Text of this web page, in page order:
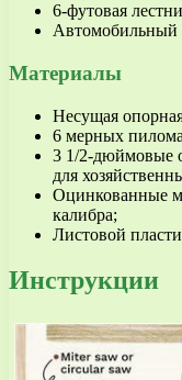
6-футовая
Автомобильный
Материалы
Несущая
6 мерных
3 1/2-дюймовые
для
Оцинкованные
калибра;
Листовой
Инструкции